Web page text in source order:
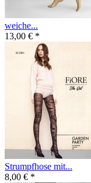
weiche...
13,00 € *
Strumpfhose mit...
8,00 € *